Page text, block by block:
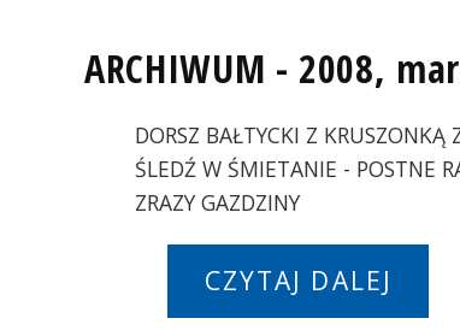
ARCHIWUM - 2008,
DORSZ BAŁTYCKI Z
ŚLEDŹ W ŚMIETANIE - POSTNE
ZRAZY GAZDZINY
CZYTAJ DALEJ